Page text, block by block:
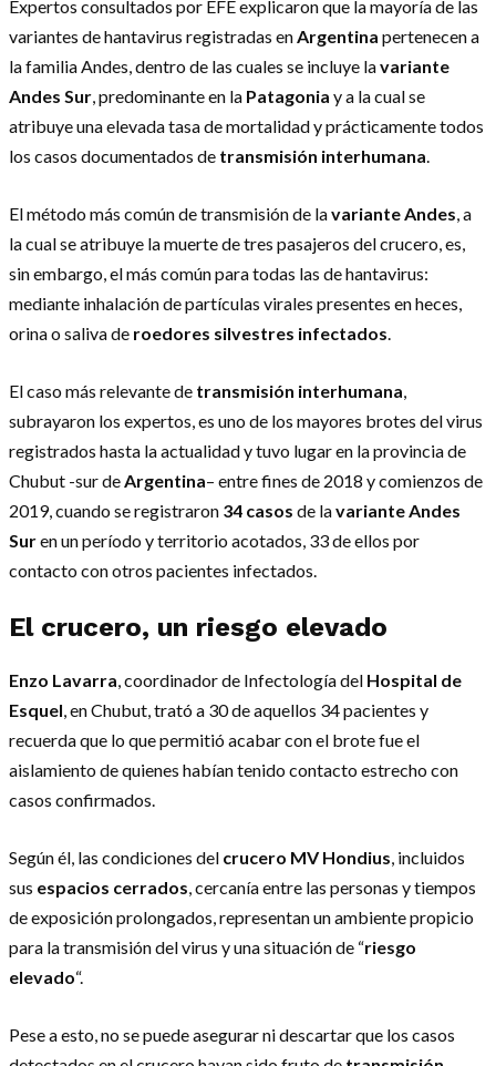
Expertos consultados por EFE explicaron que la mayoría de las
variantes de hantavirus registradas enArgentina pertenecen a
la familia Andes, dentro de las cuales se incluye lavariante
Andes Sur, predominante en la Patagonia y a la cual se
atribuye una elevada tasa de mortalidad y prácticamente todos
los casos documentados de transmisión interhumana.
El método más común de transmisión de lavariante Andes, a
la cual se atribuye la muerte de tres pasajeros del crucero, es,
sin embargo, el más común para todas las de hantavirus:
mediante inhalación de partículas virales presentes en heces,
orina o saliva de roedores silvestres infectados.
El caso más relevante de transmisión interhumana,
subrayaron los expertos, es uno de los mayores brotes del virus
registrados hasta la actualidad y tuvo lugar en la provincia de
Chubut -sur deArgentina– entre fines de 2018 y comienzos de
2019, cuando se registraron 34 casos de lavariante Andes
Suren un período y territorio acotados, 33 de ellos por
contacto con otros pacientes infectados.
El crucero, un riesgo elevado
Enzo Lavarra, coordinador de Infectología del Hospital de
Esquel, en Chubut, trató a 30 de aquellos 34 pacientes y
recuerda que lo que permitió acabar con el brote fue el
aislamiento de quienes habían tenido contacto estrecho con
casos confirmados.
Según él, las condiciones del crucero MV Hondius, incluidos
sus espacios cerrados, cercanía entre las personas y tiempos
de exposición prolongados, representan un ambiente propicio
para la transmisión del virus y una situación de “riesgo
elevado“.
Pese a esto, no se puede asegurar ni descartar que los casos